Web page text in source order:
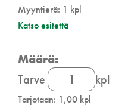
Myyntierä: 1 kpl
Katso esitettä
TarveInlook
Nova
kpl
Tarjotaan: 1,00 kpl